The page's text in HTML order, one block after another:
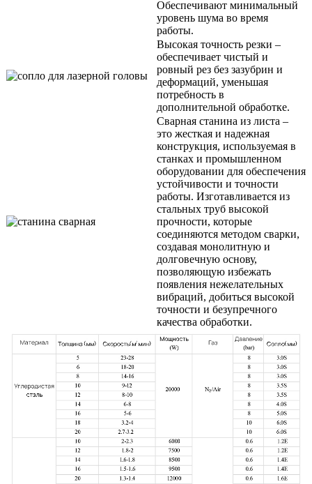
Обеспечивают минимальный
уровень шума во время
работы.
Высокая точность резки –
обеспечивает чистый и
ровный рез без зазубрин и
деформаций, уменьшая
потребность в
дополнительной обработке.
Сварная станина из листа –
это жесткая и надежная
конструкция, используемая в
станках и промышленном
оборудовании для обеспечения
устойчивости и точности
работы. Изготавливается из
стальных труб высокой
прочности, которые
соединяются методом сварки,
создавая монолитную и
долговечную основу,
позволяющую избежать
появления нежелательных
вибраций, добиться высокой
точности и безупречного
качества обработки.